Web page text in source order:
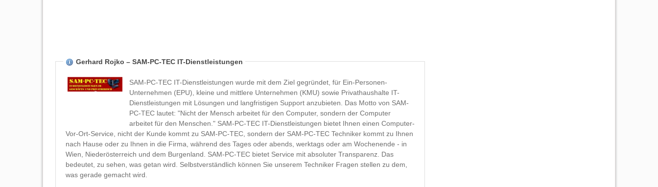
Gerhard Rojko – SAM-PC-TEC IT-Dienstleistungen
SAM-PC-TEC IT-Dienstleistungen wurde mit dem Ziel gegründet, für Ein-Personen-
Unternehmen (EPU), kleine und mittlere Unternehmen (KMU) sowie Privathaushalte IT-
Dienstleistungen mit Lösungen und langfristigen Support anzubieten. Das Motto von SAM-
PC-TEC lautet: "Nicht der Mensch arbeitet für den Computer, sondern der Computer
arbeitet für den Menschen." SAM-PC-TEC IT-Dienstleistungen bietet Ihnen einen Computer-
Vor-Ort-Service, nicht der Kunde kommt zu SAM-PC-TEC, sondern der SAM-PC-TEC Techniker kommt zu Ihnen
nach Hause oder zu Ihnen in die Firma, während des Tages oder abends, werktags oder am Wochenende - in
Wien, Niederösterreich und dem Burgenland. SAM-PC-TEC bietet Service mit absoluter Transparenz. Das
bedeutet, zu sehen, was getan wird. Selbstverständlich können Sie unserem Techniker Fragen stellen zu dem,
was gerade gemacht wird.